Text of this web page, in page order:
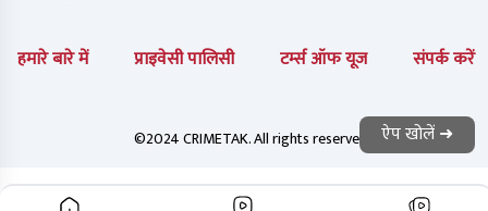
हमारे बारे में प्राइवेसी पालिसी टर्म्स ऑफ यूज संपर्क करें
©2024 CRIMETAK. All rights reserved. ऐप खोलें ➜